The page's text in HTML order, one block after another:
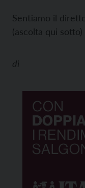
Sentiamo il
(ascolta qui sotto)
di